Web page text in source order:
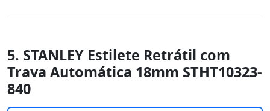
5. STANLEY Estilete Retrátil com
Trava Automática 18mm STHT10323-
840